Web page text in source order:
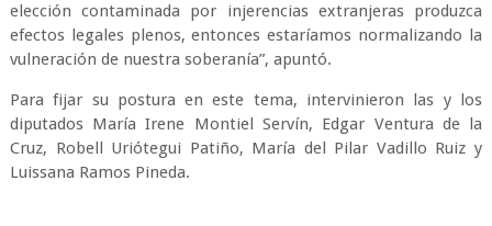
elección contaminada por injerencias extranjeras produzca
efectos legales plenos, entonces estaríamos normalizando la
vulneración de nuestra soberanía”, apuntó.
Para fijar su postura en este tema, intervinieron las y los
diputados María Irene Montiel Servín, Edgar Ventura de la
Cruz, Robell Uriótegui Patiño, María del Pilar Vadillo Ruiz y
Luissana Ramos Pineda.